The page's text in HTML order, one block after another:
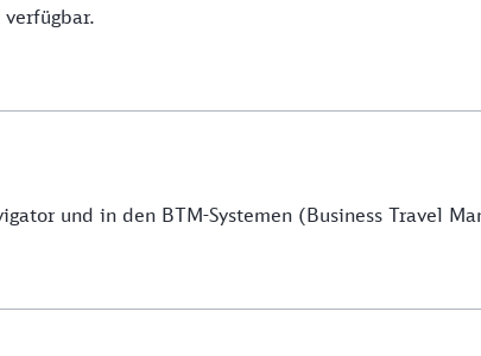
und in den BTM-Systemen (Business Travel